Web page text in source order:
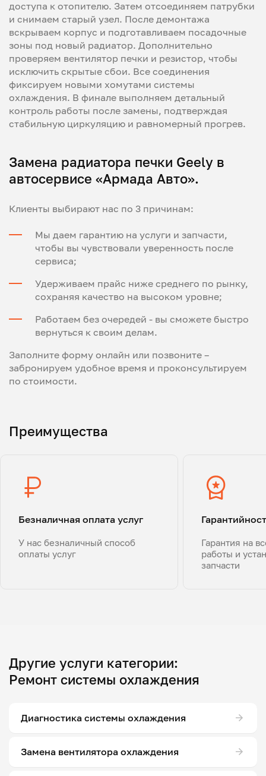
доступа к отопителю. Затем отсоединяем патрубки
и снимаем старый узел. После демонтажа
вскрываем корпус и подготавливаем посадочные
зоны под новый радиатор. Дополнительно
проверяем вентилятор печки и резистор, чтобы
исключить скрытые сбои. Все соединения
фиксируем новыми хомутами системы
охлаждения. В финале выполняем детальный
контроль работы после замены, подтверждая
стабильную циркуляцию и равномерный прогрев.
Замена радиатора печки Geely в
автосервисе «Армада Авто».
Клиенты выбирают нас по 3 причинам:
Мы даем гарантию на услуги и запчасти,
чтобы вы чувствовали уверенность после
сервиса;
Удерживаем прайс ниже среднего по рынку,
сохраняя качество на высоком уровне;
Работаем без очередей - вы сможете быстро
вернуться к своим делам.
Заполните форму онлайн или позвоните –
забронируем удобное время и проконсультируем
по стоимости.
Преимущества
Безналичная оплата услуг
У нас безналичный способ
оплаты услуг
Гарантия на
работы и
запчасти
Другие услуги категории:
Ремонт системы охлаждения
Диагностика системы охлаждения
Замена вентилятора охлаждения